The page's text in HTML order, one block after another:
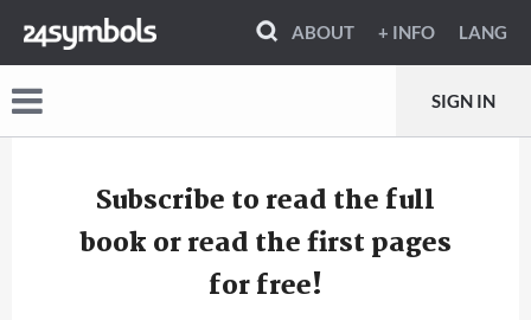
ABOUT + INFO LANG
SIGN IN
Subscribe to read the full
book or read the first pages
for free!